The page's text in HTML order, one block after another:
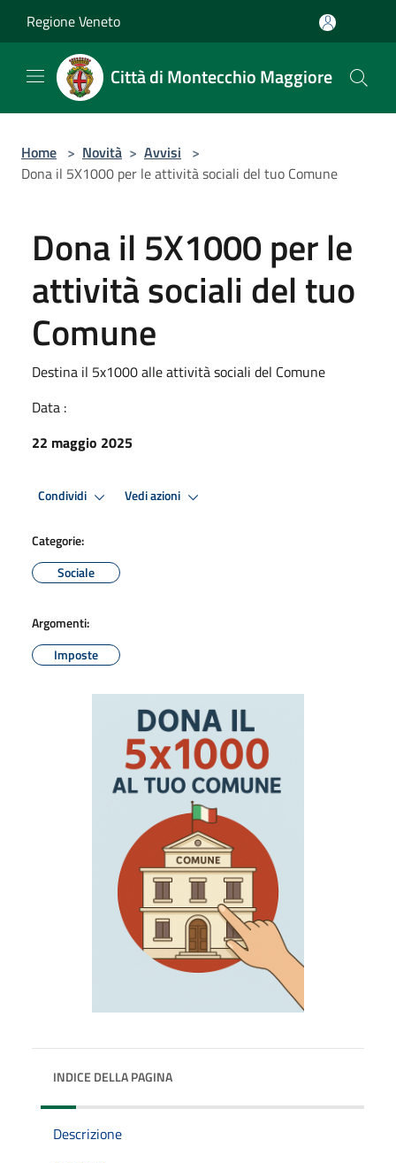
Regione Veneto
Città di Montecchio Maggiore
Home > Novità > Avvisi >
Dona il 5X1000 per le attività sociali del tuo Comune
Dona il 5X1000 per le
attività sociali del tuo
Comune
Destina il 5x1000 alle attività sociali del Comune
Data :
22 maggio 2025
Condividi Vedi azioni
Categorie:
Sociale
Argomenti:
Imposte
INDICE DELLA PAGINA
Descrizione